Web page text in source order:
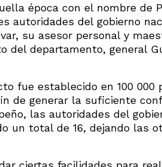
época con el nombre de
autoridades del gobierno
su asesor personal y
del departamento, general
fue establecido en 100 000
de generar la suficiente
las autoridades del
un total de 16, dejando las